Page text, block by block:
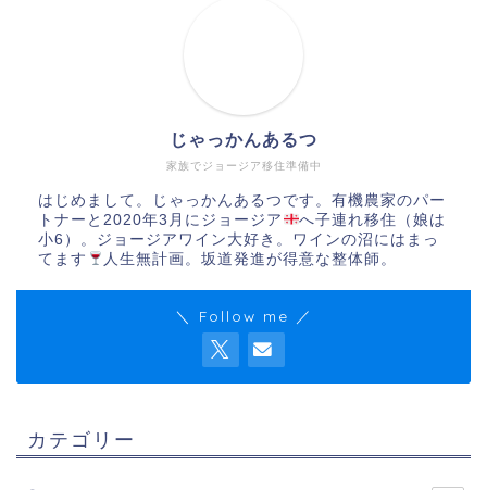
家族でジョージア移住準備中
じゃっかんあるつ
はじめまして。じゃっかんあるつです。有機農家のパー
トナーと2020年3月にジョージア
へ子連れ移住（娘は
小6）。ジョージアワイン大好き。ワインの沼にはまっ
てます
人生無計画。坂道発進が得意な整体師。
＼ Follow me ／
カテゴリー